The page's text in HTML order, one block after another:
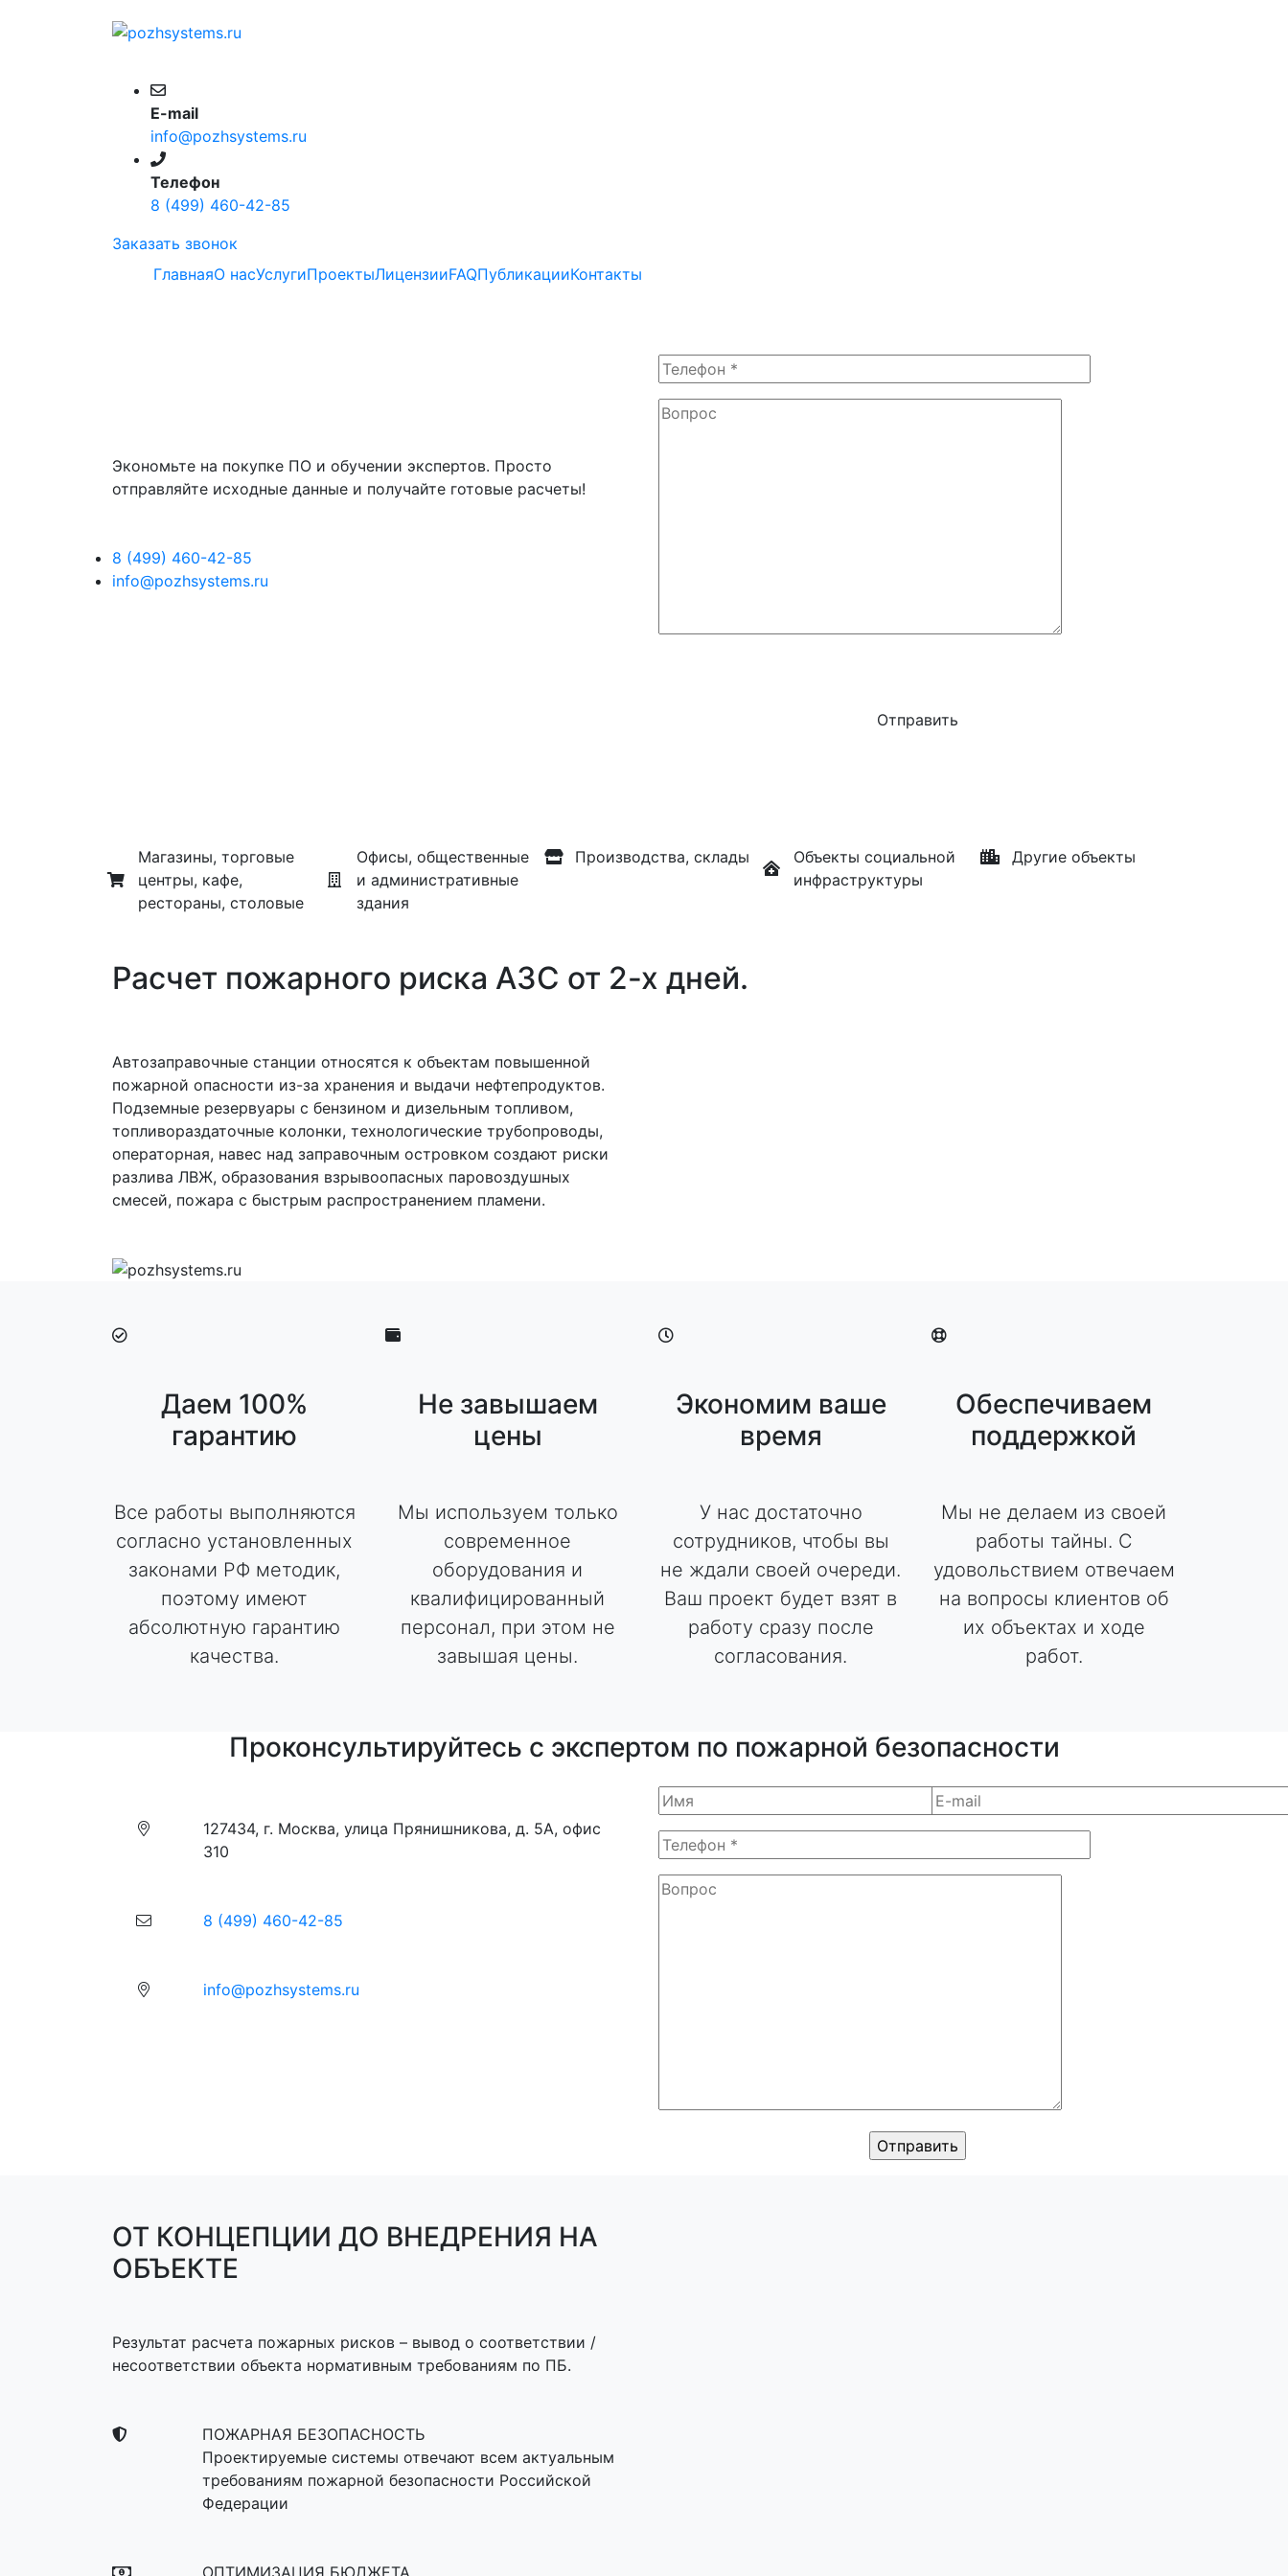
E-mail
info@pozhsystems.ru
Телефон
8 (499) 460-42-85
Заказать звонок
ГлавнаяО насУслугиПроектыЛицензииFAQПубликацииКонтакты
Экономьте на покупке ПО и обучении экспертов. Просто
отправляйте исходные данные и получайте готовые расчеты!
8 (499) 460-42-85
info@pozhsystems.ru
Магазины, торговые
центры, кафе,
рестораны, столовые
Офисы, общественные
и административные
здания
Производства, склады
Объекты социальной
инфраструктуры
Другие объекты
Расчет пожарного риска АЗС от 2-х дней.
Автозаправочные станции относятся к объектам повышенной
пожарной опасности из-за хранения и выдачи нефтепродуктов.
Подземные резервуары с бензином и дизельным топливом,
топливораздаточные колонки, технологические трубопроводы,
операторная, навес над заправочным островком создают риски
разлива ЛВЖ, образования взрывоопасных паровоздушных
смесей, пожара с быстрым распространением пламени.
Даем 100%
гарантию
Все работы выполняются
согласно установленных
законами РФ методик,
поэтому имеют
абсолютную гарантию
качества.
Не завышаем
цены
Мы используем только
современное
оборудования и
квалифицированный
персонал, при этом не
завышая цены.
Экономим ваше
время
У нас достаточно
сотрудников, чтобы вы
не ждали своей очереди.
Ваш проект будет взят в
работу сразу после
согласования.
Обеспечиваем
поддержкой
Мы не делаем из своей
работы тайны. С
удовольствием отвечаем
на вопросы клиентов об
их объектах и ходе
работ.
Проконсультируйтесь с экспертом по пожарной безопасности
127434, г. Москва, улица Прянишникова, д. 5А, офис
310
8 (499) 460-42-85
info@pozhsystems.ru
ОТ КОНЦЕПЦИИ ДО ВНЕДРЕНИЯ НА
ОБЪЕКТЕ
Результат расчета пожарных рисков – вывод о соответствии /
несоответствии объекта нормативным требованиям по ПБ.
ПОЖАРНАЯ БЕЗОПАСНОСТЬ
Проектируемые системы отвечают всем актуальным
требованиям пожарной безопасности Российской
Федерации